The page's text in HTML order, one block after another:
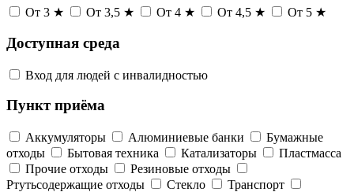
От 3 ★ От 3,5 ★ От 4 ★ От 4,5 ★ От 5 ★
Доступная среда
Вход для людей с инвалидностью
Пункт приёма
Аккумуляторы Алюминиевые банки
Бумажные
отходы
Бытовая техника Катализаторы
Пластмасса
Прочие отходы
Резиновые отходы
Ртутьсодержащие отходы
Стекло
Транспорт